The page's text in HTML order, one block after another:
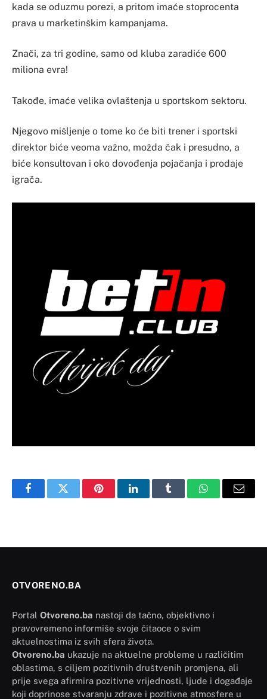
kada se oduzmu porezi, a pritom imaće stoprocenta
prava u marketinškim kampanjama.
Znači, za tri godine, samo od kluba zaradiće 600
miliona evra!
Takođe, imaće velika ovlaštenja u sportskom sektoru.
Njegovo mišljenje o tome ko će biti trener i sportski
direktor biće veoma važno, možda čak i presudno, a
biće konsultovan i oko dovođenja pojačanja i prodaje
igrača.
FacebookTwitter PinterestLinkedInTumblr WhatsAppEmail
OTVORENO.BA
Portal Otvoreno.ba nastoji da tačno, objektivno i
pravovremeno informiše svoje čitaoce o svim
aktuelnostima iz svih sfera života.
Otvoreno.ba ukazuje na aktuelne probleme u različitim
oblastima, s ciljem pozitivnih društvenih promjena, ali
prije svega afirmira pozitivne vrijednosti, ljude i događaje
koji doprinose stvaranju zdrave i pozitivne atmosfere u